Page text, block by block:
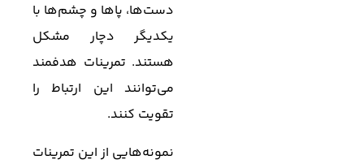
دست‌ها، پاها و چشم‌ها با
یکدیگر دچار مشکل
هستند. تمرینات هدفمند
می‌توانند این ارتباط را
تقویت کنند.
نمونه‌هایی از این تمرینات